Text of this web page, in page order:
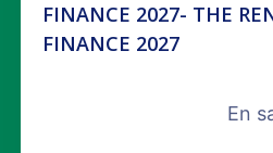
FINANCE 2027- THE
FINANCE 2027
En